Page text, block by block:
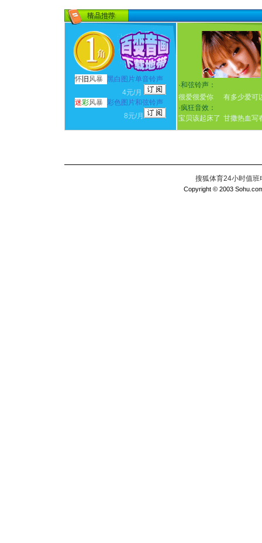
怀 旧 风暴
黑白图片单音铃声
4元/月
迷彩风暴 彩色图片和弦铃声
8元/月
·和弦铃声：
很爱很爱你
有多少爱可
·疯狂音效：
宝贝该起床了 甘撒热血写
搜狐体育24小时值
Copyright © 2003